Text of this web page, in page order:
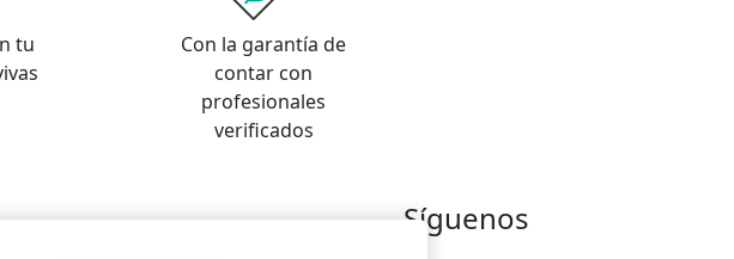
tu
Con la garantía de
contar con
profesionales
verificados
Síguenos